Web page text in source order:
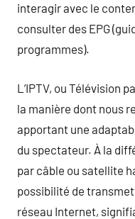
interagir avec le
consulter des EPG
programmes).
L’IPTV, ou Télévision
la manière dont nous
apportant une
du spectateur. À la
par câble ou satellite
possibilité de
réseau Internet,